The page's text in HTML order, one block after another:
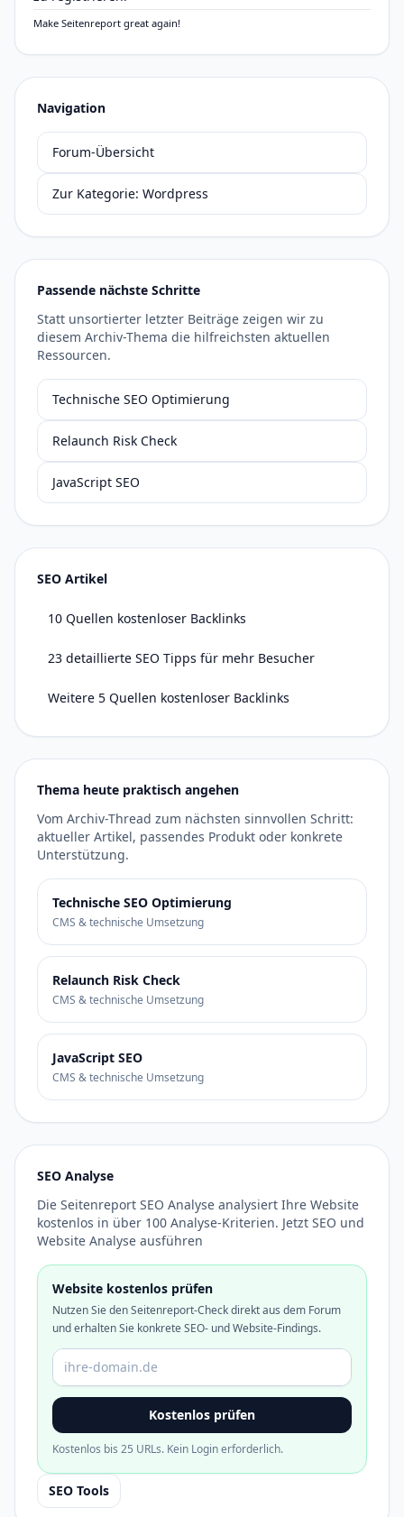
Make Seitenreport great again!
Navigation
Forum-Übersicht
Zur Kategorie: Wordpress
Passende nächste Schritte
Statt unsortierter letzter Beiträge zeigen wir zu
diesem Archiv-Thema die hilfreichsten aktuellen
Ressourcen.
Technische SEO Optimierung
Relaunch Risk Check
JavaScript SEO
SEO Artikel
10 Quellen kostenloser Backlinks
23 detaillierte SEO Tipps für mehr Besucher
Weitere 5 Quellen kostenloser Backlinks
Thema heute praktisch angehen
Vom Archiv-Thread zum nächsten sinnvollen Schritt:
aktueller Artikel, passendes Produkt oder konkrete
Unterstützung.
Technische SEO Optimierung
CMS & technische Umsetzung
Relaunch Risk Check
CMS & technische Umsetzung
JavaScript SEO
CMS & technische Umsetzung
SEO Analyse
Die Seitenreport SEO Analyse analysiert Ihre Website
kostenlos in über 100 Analyse-Kriterien. Jetzt SEO und
Website Analyse ausführen
Website kostenlos prüfen
Nutzen Sie den Seitenreport-Check direkt aus dem Forum
und erhalten Sie konkrete SEO- und Website-Findings.
Domain oder URL
Kostenlos prüfen
Kostenlos bis 25 URLs. Kein Login erforderlich.
SEO Tools